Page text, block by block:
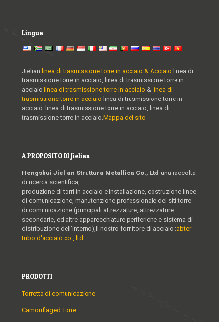
Lingua
Jielian linea di trasmissione torre in acciaio & Acciaio linea di
trasmissione torre in acciaio, linea di trasmissione torre in
acciaio linea di trasmissione torre in acciaio & linea di
trasmissione torre in acciaio linea di trasmissione torre in
acciaio. linea di trasmissione torre in acciaio, linea di
trasmissione torre in acciaio. Mappa del sito
A PROPOSITO DI Jielian
Hengshui Jielian Struttura Metallica Co., Ltd-una raccolta
di ricerca scientifica,
produzione di torri in acciaio e installazione, costruzione linee
di comunicazione, manutenzione professionale dei siti torre
di comunicazione (principali attrezzature, attrezzature
secondarie, ed altre apparecchiature periferiche e sistema di
distribuzione dell'interno),Il nostro fornitore di acciaio :abter
tubo d'acciaio co., ltd
PRODOTTI
Torretta di comunicazione
Camouflaged Torre